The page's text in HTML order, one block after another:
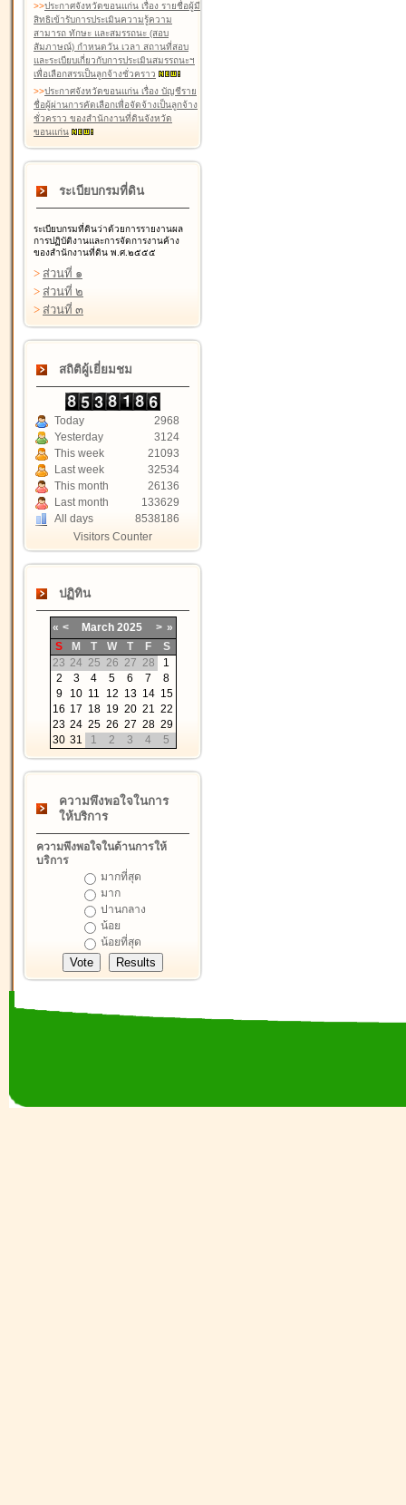
>>ประกาศจังหวัดขอนแก่น เรื่อง รายชื่อผู้มี
สิทธิเข้ารับการประเมินความรู้ความ
สามารถ ทักษะ และสมรรถนะ (สอบ
สัมภาษณ์) กำหนดวัน เวลา สถานที่สอบ
และระเบียบเกี่ยวกับการประเมินสมรรถนะฯ
เพื่อเลือกสรรเป็นลูกจ้างชั่วคราว
>>ประกาศจังหวัดขอนแก่น เรื่อง บัญชีราย
ชื่อผู้ผ่านการคัดเลือกเพื่อจัดจ้างเป็นลูกจ้าง
ชั่วคราว ของสำนักงานที่ดินจังหวัด
ขอนแก่น
ระเบียบกรมที่ดิน
ระเบียบกรมที่ดินว่าด้วยการรายงานผล
การปฏิบัติงานและการจัดการงานค้าง
ของสำนักงานที่ดิน พ.ศ.๒๕๕๕
> ส่วนที่ ๑
> ส่วนที่ ๒
> ส่วนที่ ๓
สถิติผู้เยี่ยมชม
Today
2968
Yesterday
3124
This week
21093
Last week
32534
This month
26136
Last month
133629
All days
8538186
Visitors Counter
ปฏิทิน
« < March 2025 > »
S
M T W T F
S
23 24 25 26 27 28
1
2
3 4 5 6 7
8
9
10 11 12 13 14 15
16 17 18 19 20 21 22
23 24 25 26 27 28 29
30 31 1 2 3 4 5
ความพึงพอใจในการ
ให้บริการ
ความพึงพอใจในด้านการให้
บริการ
มากที่สุด
มาก
ปานกลาง
น้อย
น้อยที่สุด